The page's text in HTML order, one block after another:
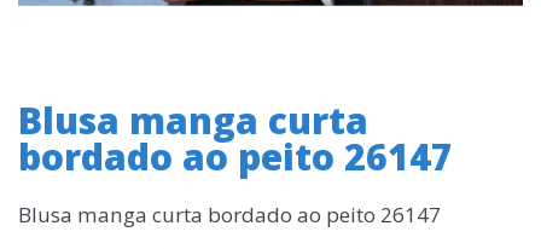
Blusa manga curta
bordado ao peito 26147
Blusa manga curta bordado ao peito 26147